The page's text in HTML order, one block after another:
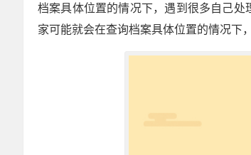
档案具体位置的情况下，遇到很多自己
家可能就会在查询档案具体位置的情况下